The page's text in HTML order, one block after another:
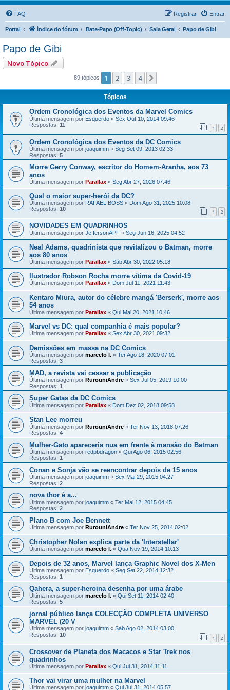
FAQ Entrar
Registrar
Portal Índice do fórum Bate-Papo (Off-Topic) Sala Geral Papo de Gibi
Papo de Gibi
Novo Tópico
89 tópicos 1 2 3 4
Tópicos
Ordem Cronológica dos Eventos da Marvel Comics
Última mensagem por Esquerdo « Sex Out 10, 2014 09:46
Respostas: 11 1 2
Ordem Cronológica dos Eventos da DC Comics
Última mensagem por joaquimm « Seg Set 09, 2013 02:33
Respostas: 5
Morre Gerry Conway, escritor do Homem-Aranha, aos 73
anos
Última mensagem por Parallax « Seg Abr 27, 2026 07:46
Qual o maior super-herói da DC?
Última mensagem por RAFAEL BOSS « Dom Ago 31, 2025 10:08
Respostas: 10 1 2
NOVIDADES EM QUADRINHOS
Última mensagem por JeffersonAPF « Seg Jun 16, 2025 04:52
Neal Adams, quadrinista que revitalizou o Batman, morre
aos 80 anos
Última mensagem por Parallax « Sáb Abr 30, 2022 05:18
Ilustrador Robson Rocha morre vítima da Covid-19
Última mensagem por Parallax « Dom Jul 11, 2021 11:43
Kentaro Miura, autor do célebre mangá 'Berserk', morre aos
54 anos
Última mensagem por Parallax « Qui Mai 20, 2021 10:46
Marvel vs DC: qual companhia é mais popular?
Última mensagem por Parallax « Sex Abr 30, 2021 09:32
Demissões em massa na DC Comics
Última mensagem por marcelo l. « Ter Ago 18, 2020 07:01
Respostas: 3
MAD, a revista vai cessar a publicação
Última mensagem por RurouniAndre « Sex Jul 05, 2019 10:00
Respostas: 1
Super Gatas da DC Comics
Última mensagem por Parallax « Dom Dez 02, 2018 09:58
Stan Lee morreu
Última mensagem por RurouniAndre « Ter Nov 13, 2018 07:26
Respostas: 4
Mulher-Gato apareceria nua em frente à mansão do Batman
Última mensagem por redpbdragon « Qui Ago 06, 2015 02:56
Respostas: 1
Conan e Sonja vão se reencontrar depois de 15 anos
Última mensagem por joaquimm « Sex Mai 29, 2015 04:27
Respostas: 2
nova thor é a...
Última mensagem por joaquimm « Ter Mai 12, 2015 04:45
Respostas: 2
Plano B com Joe Bennett
Última mensagem por RurouniAndre « Ter Nov 25, 2014 02:02
Christopher Nolan explica parte da 'Interstellar'
Última mensagem por marcelo l. « Qua Nov 19, 2014 10:13
Depois de 32 anos, Marvel lança Graphic Novel dos X-Men
Última mensagem por Esquerdo « Seg Set 22, 2014 12:32
Respostas: 1
Qahera, a super-heroina desenha por uma árabe
Última mensagem por marcelo l. « Qui Set 11, 2014 02:40
Respostas: 5
jornal público lança COLECÇÃO COMPLETA UNIVERSO
MARVEL (20 V
Última mensagem por joaquimm « Sáb Ago 02, 2014 03:00
Respostas: 10 1 2
Crossover de Planeta dos Macacos e Star Trek nos
quadrinhos
Última mensagem por Parallax « Qui Jul 31, 2014 11:11
Thor vai virar uma mulher na Marvel
Última mensagem por joaquimm « Qui Jul 31, 2014 05:57